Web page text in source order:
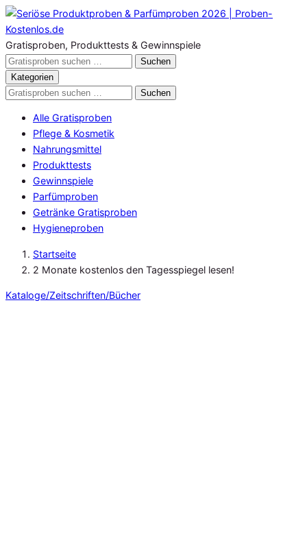
Zum
Inhalt
springen
Gratisproben, Produkttests & Gewinnspiele
Gratisproben
durchsuchen
Suchen
Kategorien
Gratisproben
Suchen
Alle Gratisproben
Pflege & Kosmetik
Nahrungsmittel
Produkttests
Gewinnspiele
Parfümproben
Getränke Gratisproben
Hygieneproben
Startseite
2 Monate kostenlos den Tagesspiegel lesen!
Kataloge/Zeitschriften/Bücher